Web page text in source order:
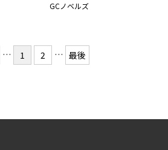
GCノベルズ
… 1 2 … 最後